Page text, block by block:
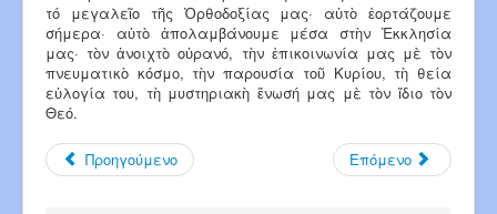
τό μεγαλεῖο τῆς Ὀρθοδοξίας μας· αὐτὸ ἑορτάζουμε
σήμερα· αὐτὸ ἀπολαμβάνουμε μέσα στὴν Ἐκκλησία
μας· τὸν ἀνοιχτὸ οὐρανό, τὴν ἐπικοινωνία μας μὲ τὸν
πνευματικὸ κόσμο, τὴν παρουσία τοῦ Κυρίου, τὴ θεία
εὐλογία του, τὴ μυστηριακὴ ἕνωσή μας μὲ τὸν ἴδιο τὸν
Θεό.
Προηγούμενο Επόμενο